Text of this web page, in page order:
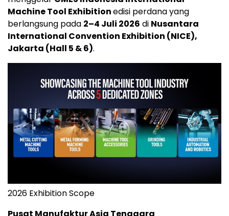
Machine Tool Exhibitionedisi perdana yang
berlangsung pada 2–4 Juli 2026 di Nusantara
International Convention Exhibition (NICE),
Jakarta (Hall 5 & 6).
2026 Exhibition Scope
Pusat Manufaktur Asia Tenggara